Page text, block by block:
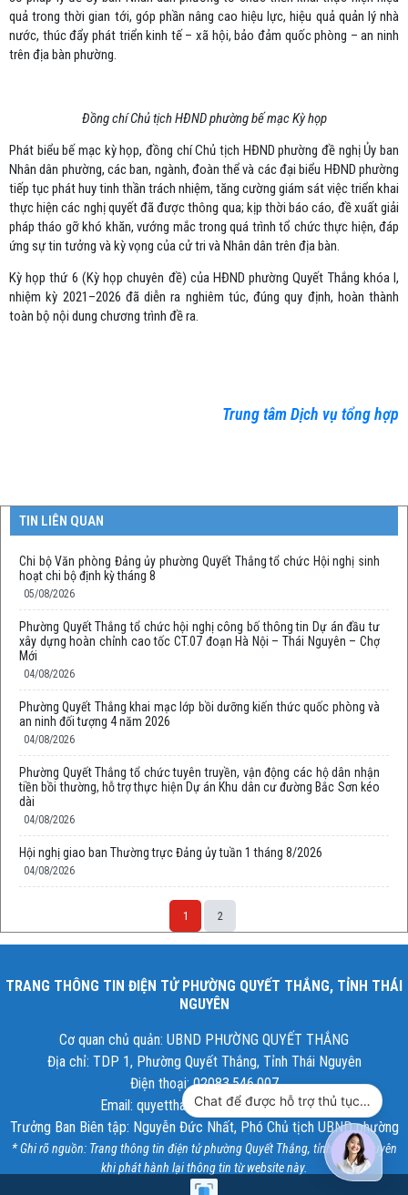
quả trong thời gian tới, góp phần nâng cao hiệu lực, hiệu quả quản lý nhà
nước, thúc đẩy phát triển kinh tế – xã hội, bảo đảm quốc phòng – an ninh
trên địa bàn phường.
Đồng chí Chủ tịch HĐND phường bế mạc Kỳ họp
Phát biểu bế mạc kỳ họp, đồng chí Chủ tịch HĐND phường đề nghị Ủy ban
Nhân dân phường, các ban, ngành, đoàn thể và các đại biểu HĐND phường
tiếp tục phát huy tinh thần trách nhiệm, tăng cường giám sát việc triển khai
thực hiện các nghị quyết đã được thông qua; kịp thời báo cáo, đề xuất giải
pháp tháo gỡ khó khăn, vướng mắc trong quá trình tổ chức thực hiện, đáp
ứng sự tin tưởng và kỳ vọng của cử tri và Nhân dân trên địa bàn.
Kỳ họp thứ 6 (Kỳ họp chuyên đề) của HĐND phường Quyết Thắng khóa I,
nhiệm kỳ 2021–2026 đã diễn ra nghiêm túc, đúng quy định, hoàn thành
toàn bộ nội dung chương trình đề ra.
Trung tâm Dịch vụ tổng hợp
TIN LIÊN QUAN
Chi bộ Văn phòng Đảng ủy phường Quyết Thắng tổ chức Hội nghị sinh
hoạt chi bộ định kỳ tháng 8
05/08/2026
Phường Quyết Thắng tổ chức hội nghị công bố thông tin Dự án đầu tư
xây dựng hoàn chỉnh cao tốc CT.07 đoạn Hà Nội – Thái Nguyên – Chợ
Mới
04/08/2026
Phường Quyết Thắng khai mạc lớp bồi dưỡng kiến thức quốc phòng và
an ninh đối tượng 4 năm 2026
04/08/2026
Phường Quyết Thắng tổ chức tuyên truyền, vận động các hộ dân nhận
tiền bồi thường, hỗ trợ thực hiện Dự án Khu dân cư đường Bắc Sơn kéo
dài
04/08/2026
Hội nghị giao ban Thường trực Đảng ủy tuần 1 tháng 8/2026
04/08/2026
1 2
TRANG THÔNG TIN ĐIỆN TỬ PHƯỜNG QUYẾT THẮNG, TỈNH THÁI
NGUYÊN
Cơ quan chủ quản: UBND PHƯỜNG QUYẾT THẮNG
Địa chỉ: TDP 1, Phường Quyết Thắng, Tỉnh Thái Nguyên
Điện thoại: 02083.546.007
Email: quyetthang@thainguyen.gov.vn
Trưởng Ban Biên tập: Nguyễn Đức Nhất, Phó Chủ tịch UBND phường
* Ghi rõ nguồn: Trang thông tin điện tử phường Quyết Thắng, tỉnh Thái Nguyên
khi phát hành lại thông tin từ website này.
Chat để được hỗ trợ thủ tục hành chính công